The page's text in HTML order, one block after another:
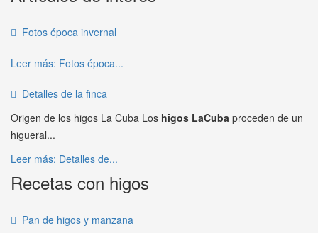
Fotos época invernal
Leer más: Fotos época...
Detalles de la finca
Origen de los higos La Cuba Los higos LaCuba proceden de un
higueral...
Leer más: Detalles de...
Recetas con higos
Pan de higos y manzana